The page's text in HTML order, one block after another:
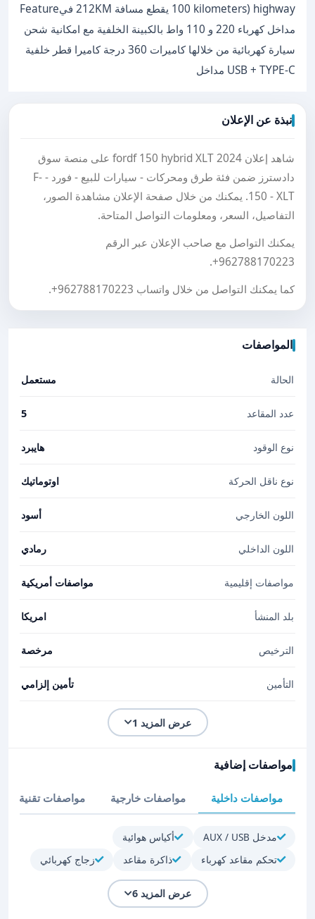
100 kilometers) highway يقطع مسافة 212KM فيFeature
مداخل كهرباء 220 و 110 واط بالكبينة الخلفية مع امكانية شحن
سيارة كهربائية من خلالها كاميرات 360 درجة كاميرا قطر خلفية
USB + TYPE-C مداخل
نبذة عن الإعلان
شاهد إعلان fordf 150 hybrid XLT 2024 على منصة سوق
دادسترز ضمن فئة طرق ومحركات - سيارات للبيع - فورد - F-
150 - XLT. يمكنك من خلال صفحة الإعلان مشاهدة الصور،
التفاصيل، السعر، ومعلومات التواصل المتاحة.
يمكنك التواصل مع صاحب الإعلان عبر الرقم
+962788170223
.
كما يمكنك التواصل من خلال واتساب +962788170223
.
المواصفات
الحالة مستعمل
عدد المقاعد 5
نوع الوقود هايبرد
نوع ناقل الحركة اوتوماتيك
اللون الخارجي أسود
اللون الداخلي رمادي
مواصفات إقليمية مواصفات أمريكية
بلد المنشأ امريكا
الترخيص مرخصة
التأمين تأمين إلزامي
عرض المزيد 1
مواصفات إضافية
مواصفات داخلية مواصفات خارجية مواصفات تقنية
مدخل AUX / USB
أكياس هوائية
تحكم مقاعد كهرباء
ذاكرة مقاعد زجاج كهربائي
عرض المزيد 6